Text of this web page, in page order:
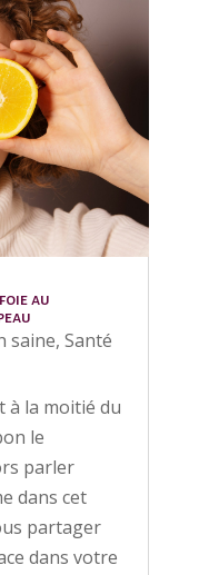
au
saine, Santé
à la moitié du
le
parler
dans cet
partager
dans votre